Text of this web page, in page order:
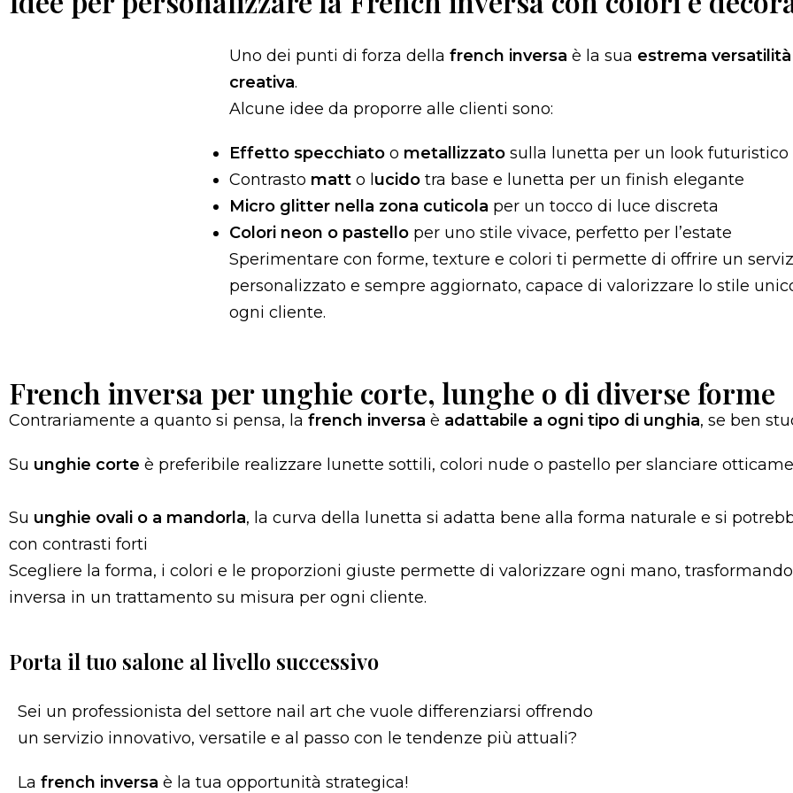
Uno dei punti di forza dellafrench inversa è la sua estrema versatilità
creativa.
Alcune idee da proporre alle clienti sono:
Effetto specchiatoo metallizzato sulla lunetta per un look futuristico
Contrasto matt o l ucido tra base e lunetta per un finish elegante
Micro glitter nella zona cuticola per un tocco di luce discreta
Colori neon o pastello per uno stile vivace, perfetto per l’estate
Sperimentare con forme, texture e colori ti permette di offrire un
personalizzato e sempre aggiornato, capace di valorizzare lo stile
ogni cliente.
French inversa per unghie corte, lunghe o di diverse forme
Contrariamente a quanto si pensa, la french inversa è adattabile a ogni tipo di unghia, se ben
Su unghie corte è preferibile realizzare lunette sottili, colori nude o pastello per slanciare
Su unghie ovali o a mandorla, la curva della lunetta si adatta bene alla forma naturale e si
con contrasti forti
Scegliere la forma, i colori e le proporzioni giuste permette di valorizzare ogni mano,
inversa in un trattamento su misura per ogni cliente.
Porta il tuo salone al livello successivo
Sei un professionista del settore nail art che vuole differenziarsi offrendo
un servizio innovativo, versatile e al passo con le tendenze più attuali?
La french inversa è la tua opportunità strategica!